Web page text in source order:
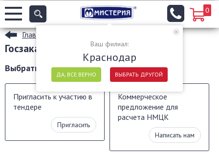
Ваш филиал:
Краснодар
ДА, ВСЕ ВЕРНО ВЫБРАТЬ ДРУГОЙ
0
Главная
Госзаказ
Выбрать МИСТЕРИЯ поставщиком
Пригласить к участию в
тендере
Пригласить
Коммерческое
предложение для
расчета НМЦК
Написать нам